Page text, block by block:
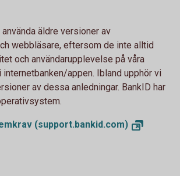
äldre versioner av
webbläsare, eftersom de inte alltid
och användarupplevelse på våra
appen. Ibland upphör vi
av dessa anledningar. BankID har
(support.bankid.com)